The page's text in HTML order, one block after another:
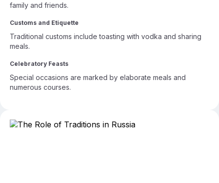
family and friends.
Customs and Etiquette
Traditional customs include toasting with vodka and sharing
meals.
Celebratory Feasts
Special occasions are marked by elaborate meals and
numerous courses.